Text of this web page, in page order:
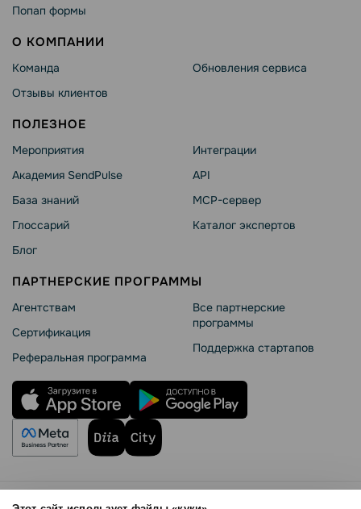
Попап формы
О КОМПАНИИ
Команда
Отзывы клиентов
Обновления сервиса
ПОЛЕЗНОЕ
Мероприятия
Академия SendPulse
База знаний
Глоссарий
Блог
Интеграции
API
MCP-сервер
Каталог экспертов
ПАРТНЕРСКИЕ ПРОГРАММЫ
Агентствам
Сертификация
Реферальная программа
Все партнерские
программы
Поддержка стартапов
Правила использования